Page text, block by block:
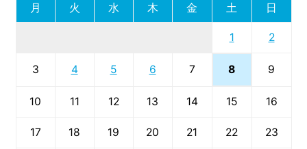
月 火 水 木 金 土 日
1 2
3 4 5 6 7 8 9
10 11 12 13 14 15 16
17 18 19 20 21 22 23